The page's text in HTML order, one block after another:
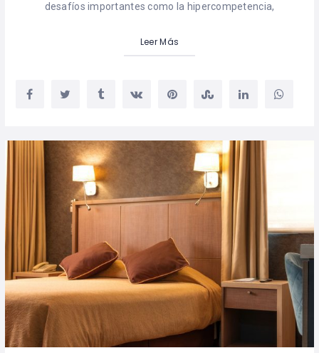
desafíos importantes como la hipercompetencia,
Leer Más